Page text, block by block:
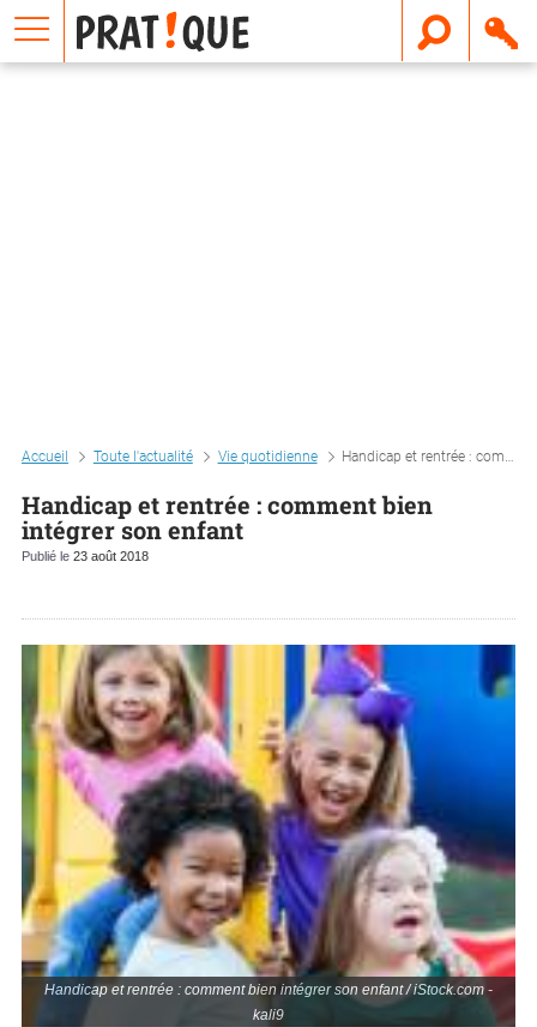
Accueil Toute l'actualité Vie quotidienne Handicap et rentrée : comment bien intégrer son enfant
Handicap et rentrée : comment bien
intégrer son enfant
Publié le 23 août 2018
Handicap et rentrée : comment bien intégrer son enfant / iStock.com -
kali9
E
m
a